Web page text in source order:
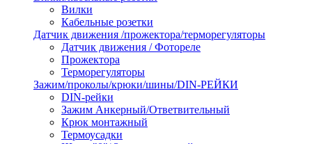
Вилки
Кабельные розетки
Датчик движения /прожектора/терморегуляторы
Датчик движения / Фотореле
Прожектора
Терморегуляторы
Зажим/проколы/крюки/шины/DIN-РЕЙКИ
DIN-рейки
Зажим Анкерный/Ответвительный
Крюк монтажный
Термоусадки